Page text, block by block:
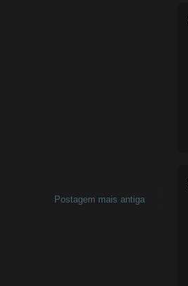
Postagem mais antiga